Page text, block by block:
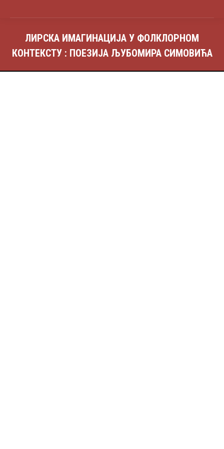
ЛИРСКА ИМАГИНАЦИЈА У ФОЛКЛОРНОМ
КОНТЕКСТУ : ПОЕЗИЈА ЉУБОМИРА СИМОВИЋА